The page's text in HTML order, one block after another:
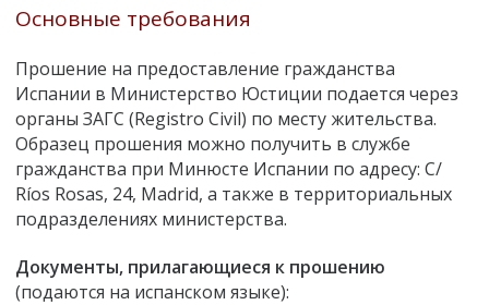
Основные требования
Прошение на предоставление гражданства
Испании в Министерство Юстиции подается через
органы ЗАГС (Registro Civil) по месту жительства.
Образец прошения можно получить в службе
гражданства при Минюсте Испании по адресу: C/
Ríos Rosas, 24, Madrid, а также в территориальных
подразделениях министерства.
Документы, прилагающиеся к прошению
(подаются на испанском языке):